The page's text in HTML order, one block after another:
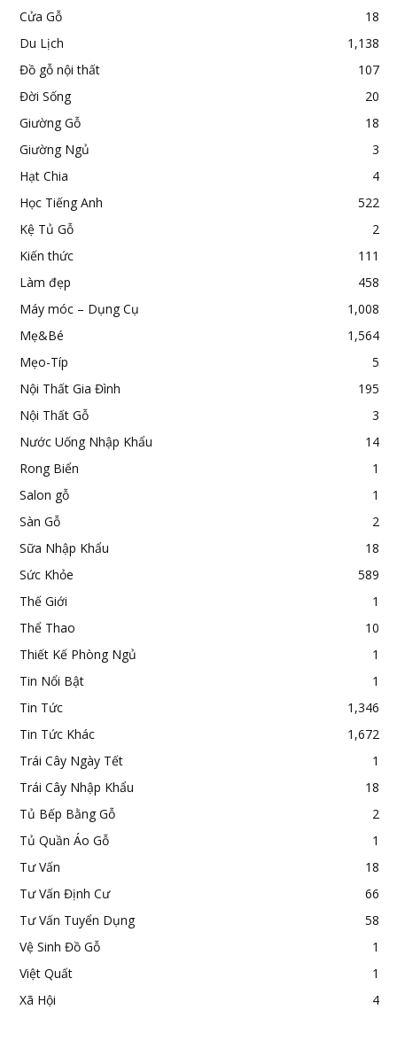
Cửa Gỗ
18
Du Lịch
1,138
Đồ gỗ nội thất
107
Đời Sống
20
Giường Gỗ
18
Giường Ngủ
3
Hạt Chia
4
Học Tiếng Anh
522
Kệ Tủ Gỗ
2
Kiến thức
111
Làm đẹp
458
Máy móc – Dụng Cụ
1,008
Mẹ&Bé
1,564
Mẹo-Típ
5
Nội Thất Gia Đình
195
Nội Thất Gỗ
3
Nước Uống Nhập Khẩu
14
Rong Biển
1
Salon gỗ
1
Sàn Gỗ
2
Sữa Nhập Khẩu
18
Sức Khỏe
589
Thế Giới
1
Thể Thao
10
Thiết Kế Phòng Ngủ
1
Tin Nổi Bật
1
Tin Tức
1,346
Tin Tức Khác
1,672
Trái Cây Ngày Tết
1
Trái Cây Nhập Khẩu
18
Tủ Bếp Bằng Gỗ
2
Tủ Quần Áo Gỗ
1
Tư Vấn
18
Tư Vấn Định Cư
66
Tư Vấn Tuyển Dụng
58
Vệ Sinh Đồ Gỗ
1
Việt Quất
1
Xã Hội
4